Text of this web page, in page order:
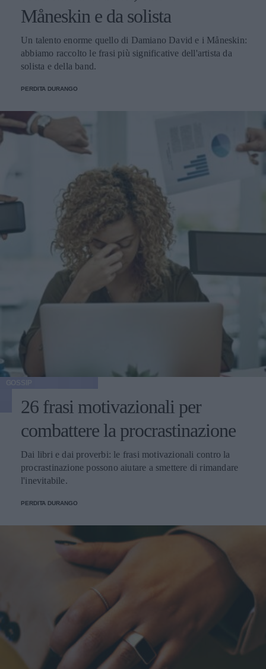
Måneskin e da solista
Un talento enorme quello di Damiano David e i Måneskin:
abbiamo raccolto le frasi più significative dell'artista da
solista e della band.
PERDITA DURANGO
26 frasi motivazionali per
combattere la procrastinazione
Dai libri e dai proverbi: le frasi motivazionali contro la
procrastinazione possono aiutare a smettere di rimandare
l'inevitabile.
PERDITA DURANGO